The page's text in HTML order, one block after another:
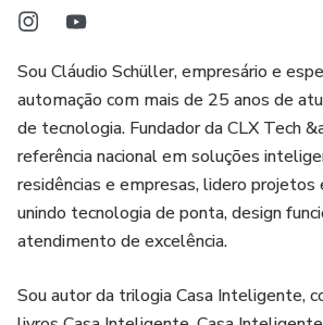
produzir melhor no meio do caos. Se
ferramenta, este livro foi feito para
Sou Cláudio Schüller, empresário e
automação com mais de 25 anos de
de tecnologia. Fundador da CLX Tech
referência nacional em soluções
residências e empresas, lidero
unindo tecnologia de ponta, design
atendimento de excelência.
Sou autor da trilogia Casa Inteligente,